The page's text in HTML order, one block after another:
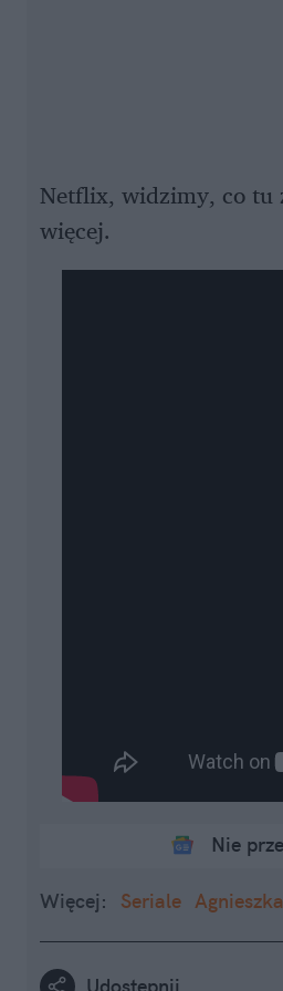
Netflix, widzimy, co tu
więcej.
Nie
Więcej: Seriale
Udostępnij